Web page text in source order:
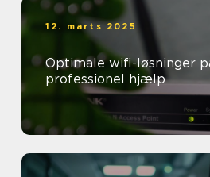
12. marts 2025
Optimale wifi-løsninger
professionel hjælp